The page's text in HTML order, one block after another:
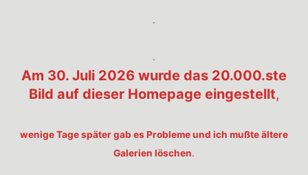
.
.
Am 30. Juli 2026 wurde das 20.000.ste
Bild auf dieser Homepage eingestellt,
wenige Tage später gab es Probleme und ich mußte ältere
Galerien löschen.